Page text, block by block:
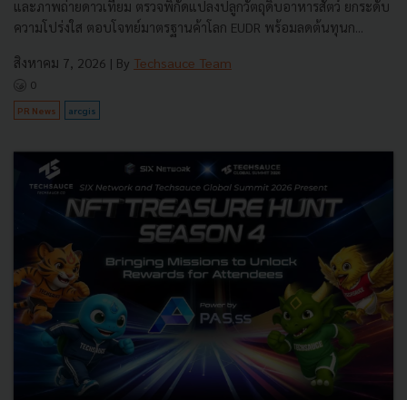
และภาพถ่ายดาวเทียม ตรวจพิกัดแปลงปลูกวัตถุดิบอาหารสัตว์ ยกระดับ
ความโปร่งใส ตอบโจทย์มาตรฐานค้าโลก EUDR พร้อมลดต้นทุนก...
สิงหาคม 7, 2026 | By Techsauce Team
0
PR News arcgis